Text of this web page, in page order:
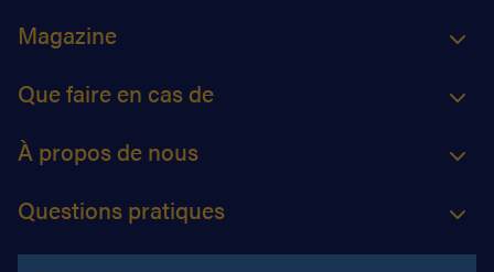
Magazine
Que faire en cas de
À propos de nous
Questions pratiques